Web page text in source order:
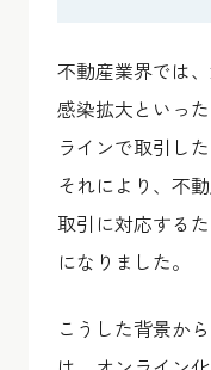
不動産業界では
感染拡大といっ
ラインで取引し
それにより、不
取引に対応する
になりました。
こうした背景か